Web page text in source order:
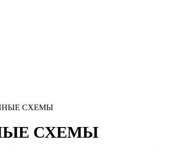
СХЕМЫ
СХЕМЫ